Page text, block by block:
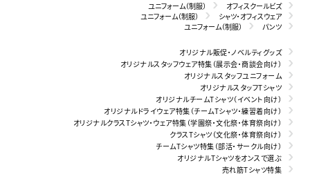
ユニフォーム（制服）
オフィスクールビズ
ユニフォーム（制服）
シャツ・オフィスウェア
ユニフォーム（制服）
パンツ
オリジナル販促・ノベルティグッズ
オリジナルスタッフウェア特集（展示会・商談会向け）
オリジナルスタッフユニフォーム
オリジナルスタッフTシャツ
オリジナルチームTシャツ（イベント向け）
オリジナルドライウェア特集（チームTシャツ・練習着向け）
オリジナルクラスTシャツ・ウェア特集（学園祭・文化祭・体育祭向け）
クラスTシャツ（文化祭・体育祭向け）
チームTシャツ特集（部活・サークル向け）
オリジナルTシャツをオンスで選ぶ
売れ筋Tシャツ特集